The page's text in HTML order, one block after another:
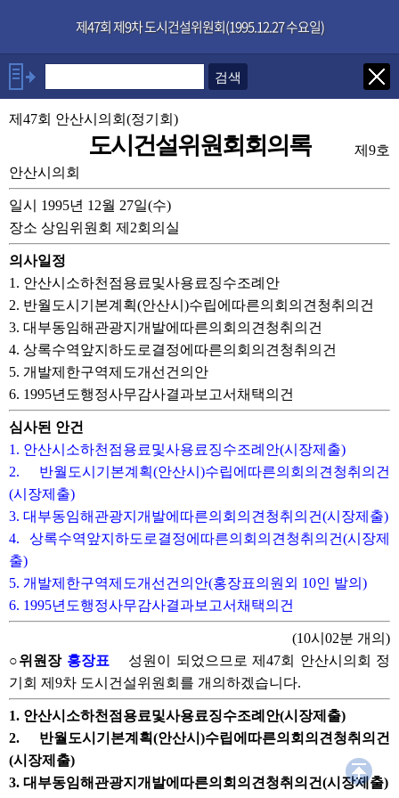
제47회 제9차 도시건설위원회(1995.12.27 수요일)
×
발언자
위원장 홍장표
선택취소
안건
부록
제47회 안산시의회(정기회)
도시건설위원회회의록
제9호
안산시의회
일시 1995년 12월 27일(수)
장소 상임위원회 제2회의실
의사일정
1. 안산시소하천점용료및사용료징수조례안
2. 반월도시기본계획(안산시)수립에따른의회의견청취의건
3. 대부동임해관광지개발에따른의회의견청취의건
4. 상록수역앞지하도로결정에따른의회의견청취의건
5. 개발제한구역제도개선건의안
6. 1995년도행정사무감사결과보고서채택의건
심사된 안건
1. 안산시소하천점용료및사용료징수조례안(시장제출)
2. 반월도시기본계획(안산시)수립에따른의회의견청취의건
(시장제출)
3. 대부동임해관광지개발에따른의회의견청취의건(시장제출)
4. 상록수역앞지하도로결정에따른의회의견청취의건(시장제
출)
5. 개발제한구역제도개선건의안(홍장표의원외 10인 발의)
6. 1995년도행정사무감사결과보고서채택의건
(10시02분 개의)
○위원장 홍장표
성원이 되었으므로 제47회 안산시의회 정
기회 제9차 도시건설위원회를 개의하겠습니다.
1. 안산시소하천점용료및사용료징수조례안(시장제출)
2. 반월도시기본계획(안산시)수립에따른의회의견청취의건
(시장제출)
3. 대부동임해관광지개발에따른의회의견청취의건(시장제출)